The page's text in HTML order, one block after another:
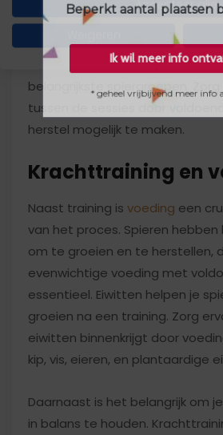
bestaan uit twee tot drie
per week. Begin met het trainen
lichaam in elke sessie, met de
belangrijkste spiergroepen. Zorg
tussen de sessies door
herstel mogelijk te maken.
Krachttraining en
Naast training is voeding een
van het proces. Spieren
om te groeien en te herstellen,
evenwichtige voeding met
essentieel. Eiwitten helpen je
groeien na een training. Zorg
eiwitten binnenkrijgt door
kip, vis, eieren, en plantaardige
Daarnaast is het belangrijk om
in balans te houden.
Beperkt aantal plaatsen
Ik wil meer info
* geheel vrijbijvend meer
Accepteer alles